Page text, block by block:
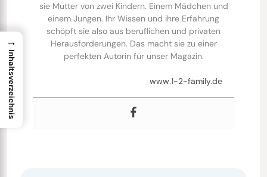
sie Mutter von zwei Kindern. Einem Mädchen und
einem Jungen. Ihr Wissen und ihre Erfahrung
schöpft sie also aus beruflichen und privaten
Herausforderungen. Das macht sie zu einer
perfekten Autorin für unser Magazin.
www.1-2-family.de
→
Inhaltsverzeichnis